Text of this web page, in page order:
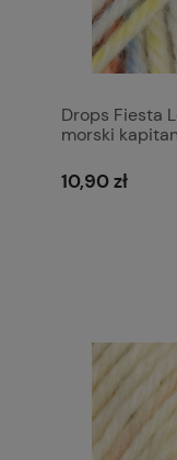
Drops Fiesta
morski kapitan
10,90 zł